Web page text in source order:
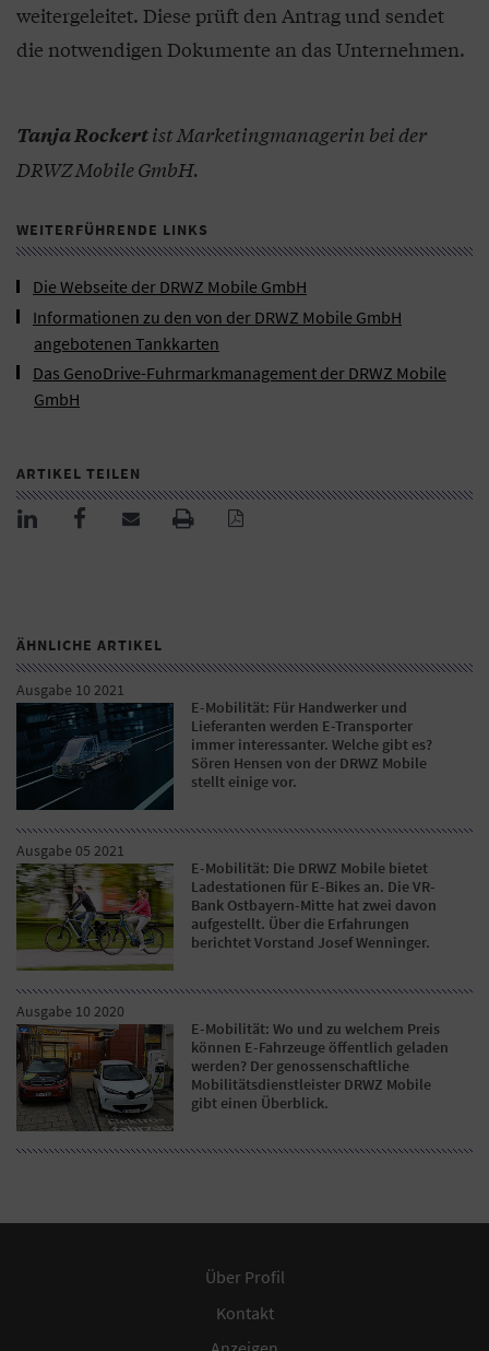
weitergeleitet. Diese prüft den Antrag und sendet
die notwendigen Dokumente an das Unternehmen.
Tanja Rockertist Marketingmanagerin bei der
DRWZ Mobile GmbH.
WEITERFÜHRENDE LINKS
Die Webseite der DRWZ Mobile GmbH
Informationen zu den von der DRWZ Mobile GmbH
angebotenen Tankkarten
Das GenoDrive-Fuhrmarkmanagement der DRWZ Mobile
GmbH
ARTIKEL TEILEN
ÄHNLICHE ARTIKEL
Ausgabe 10 2021
E-Mobilität: Für Handwerker und
Lieferanten werden E-Transporter
immer interessanter. Welche gibt es?
Sören Hensen von der DRWZ Mobile
stellt einige vor.
Ausgabe 05 2021
E-Mobilität: Die DRWZ Mobile bietet
Ladestationen für E-Bikes an. Die VR-
Bank Ostbayern-Mitte hat zwei davon
aufgestellt. Über die Erfahrungen
berichtet Vorstand Josef Wenninger.
Ausgabe 10 2020
E-Mobilität: Wo und zu welchem Preis
können E-Fahrzeuge öffentlich geladen
werden? Der genossenschaftliche
Mobilitätsdienstleister DRWZ Mobile
gibt einen Überblick.
Über Profil
Kontakt